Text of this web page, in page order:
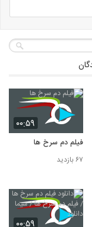
۰۰:۵۹
فیلم دم سرخ ها
۶۷ بازدید